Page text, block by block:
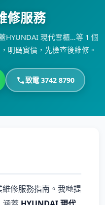
修服務
HYUNDAI 現代雪櫃…等 1 個
明碼實價，先檢查後維修。
致電 3742 8790
維修服務指南。我哋提